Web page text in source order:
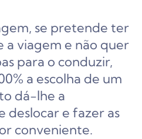
se pretende ter
viagem e não quer
para o conduzir,
a escolha de um
dá-lhe a
deslocar e fazer as
conveniente.